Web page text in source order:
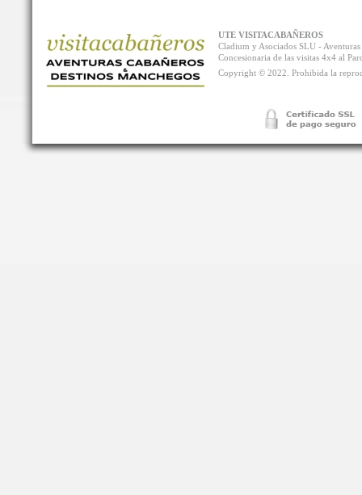
UTE VISITACABAÑEROS
Cladium y Asociados SLU -
Concesionaria de las visitas 4x4 al
Copyright © 2022. Prohibida la